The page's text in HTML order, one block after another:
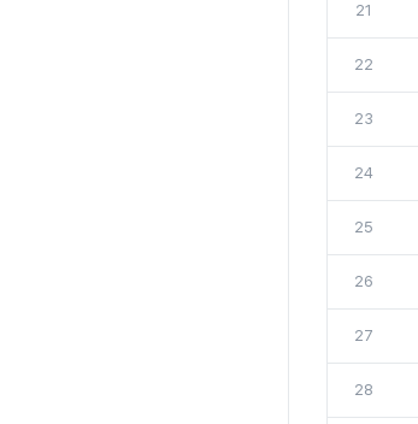
21
22
23
24
25
26
27
28